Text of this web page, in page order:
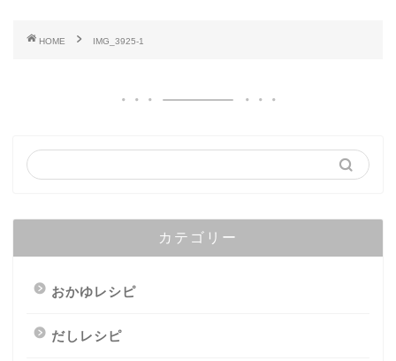
HOME IMG_3925-1
カテゴリー
おかゆレシピ
だしレシピ